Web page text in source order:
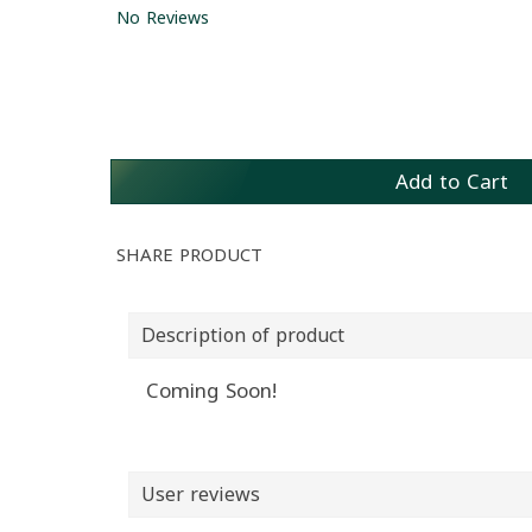
No Reviews
Add to Cart
SHARE PRODUCT
Description of product
Coming Soon!
User reviews